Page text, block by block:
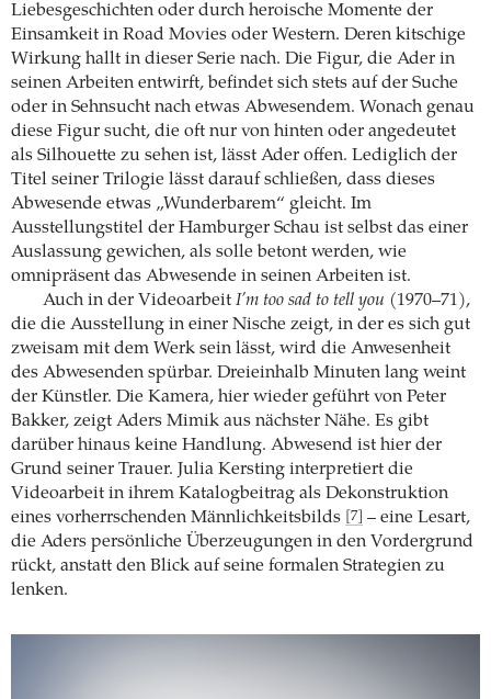
Liebesgeschichten oder durch heroische Momente der
Einsamkeit in Road Movies oder Western. Deren kitschige
Wirkung hallt in dieser Serie nach. Die Figur, die Ader in
seinen Arbeiten entwirft, befindet sich stets auf der Suche
oder in Sehnsucht nach etwas Abwesendem. Wonach genau
diese Figur sucht, die oft nur von hinten oder angedeutet
als Silhouette zu sehen ist, lässt Ader offen. Lediglich der
Titel seiner Trilogie lässt darauf schließen, dass dieses
Abwesende etwas „Wunderbarem“ gleicht. Im
Ausstellungstitel der Hamburger Schau ist selbst das einer
Auslassung gewichen, als solle betont werden, wie
omnipräsent das Abwesende in seinen Arbeiten ist.
Auch in der Videoarbeit I’m too sad to tell you (1970–71),
die die Ausstellung in einer Nische zeigt, in der es sich gut
zweisam mit dem Werk sein lässt, wird die Anwesenheit
des Abwesenden spürbar. Dreieinhalb Minuten lang weint
der Künstler. Die Kamera, hier wieder geführt von Peter
Bakker, zeigt Aders Mimik aus nächster Nähe. Es gibt
darüber hinaus keine Handlung. Abwesend ist hier der
Grund seiner Trauer. Julia Kersting interpretiert die
Videoarbeit in ihrem Katalogbeitrag als Dekonstruktion
eines vorherrschenden Männlichkeitsbilds
[7]
– eine Lesart,
die Aders persönliche Überzeugungen in den Vordergrund
rückt, anstatt den Blick auf seine formalen Strategien zu
lenken.